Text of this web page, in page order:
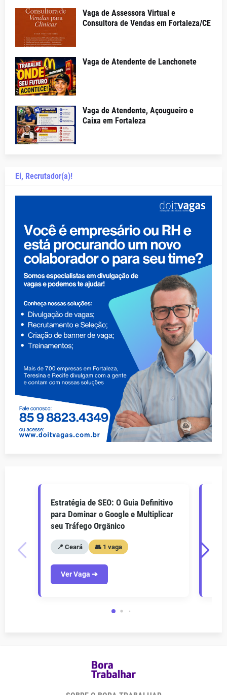
Vaga de Assessora Virtual e
Consultora de Vendas em Fortaleza/CE
Vaga de Atendente de Lanchonete
Vaga de Atendente, Açougueiro e
Caixa em Fortaleza
Ei, Recrutador(a)!
Estratégia de SEO: O Guia Definitivo
para Dominar o Google e Multiplicar
seu Tráfego Orgânico
📍 Ceará 👥 1 vaga
Ver Vaga ➔